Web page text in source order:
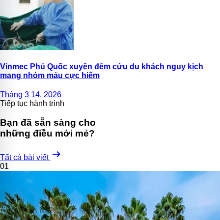
Vinmec Phú Quốc xuyên đêm cứu du khách nguy kịch
mang nhóm máu cực hiếm
Tháng 3 14, 2026
Tiếp tục hành trình
Bạn đã sẵn sàng cho
những điều mới mẻ?
Tất cả bài viết arrow_right_alt
01